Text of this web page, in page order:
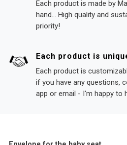
Each product is made by
hand... High quality and
priority!
Each product is
Each product is
if you have any questions,
app or email - I'm happy to